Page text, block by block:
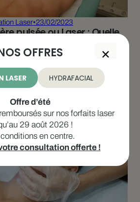
Laser•23/02/2023
pulsée ou Laser : Quelle
défnitivement de vos poils mais
laser et ses avantages.
OFFRES
LASER HYDRAFACIAL
Offre d’été
sur nos forfaits laser
29 août 2026 !
en centre.
consultation offerte !